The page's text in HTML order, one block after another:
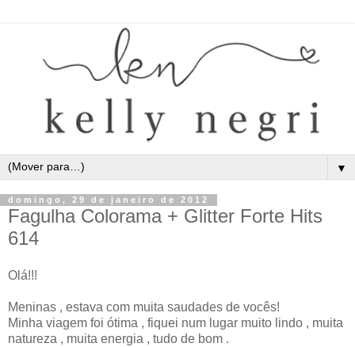
▼
domingo, 29 de janeiro de 2012
Fagulha Colorama + Glitter Forte Hits
614
Olá!!!
Meninas , estava com muita saudades de vocês!
Minha viagem foi ótima , fiquei num lugar muito lindo , muita
natureza , muita energia , tudo de bom .